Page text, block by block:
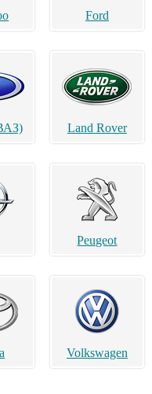
Ford
Land Rover
Peugeot
Volkswagen